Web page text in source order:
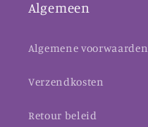
Algemeen
Algemene voorwaarden
Verzendkosten
Retour beleid